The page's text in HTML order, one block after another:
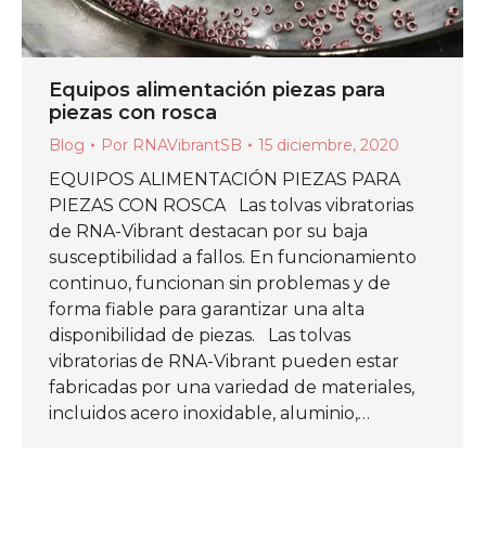
Equipos alimentación piezas para
piezas con rosca
Blog Por RNAVibrantSB 15 diciembre, 2020
EQUIPOS ALIMENTACIÓN PIEZAS PARA
PIEZAS CON ROSCA Las tolvas vibratorias
de RNA-Vibrant destacan por su baja
susceptibilidad a fallos. En funcionamiento
continuo, funcionan sin problemas y de
forma fiable para garantizar una alta
disponibilidad de piezas. Las tolvas
vibratorias de RNA-Vibrant pueden estar
fabricadas por una variedad de materiales,
incluidos acero inoxidable, aluminio,…